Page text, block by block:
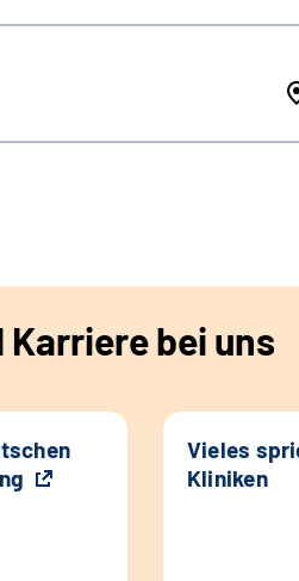
bei uns
Vieles
Kliniken